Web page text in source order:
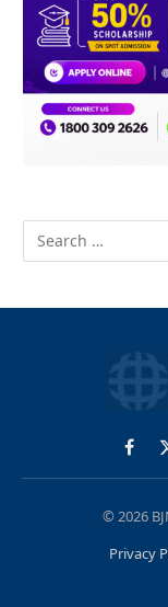
© 2026
Privacy